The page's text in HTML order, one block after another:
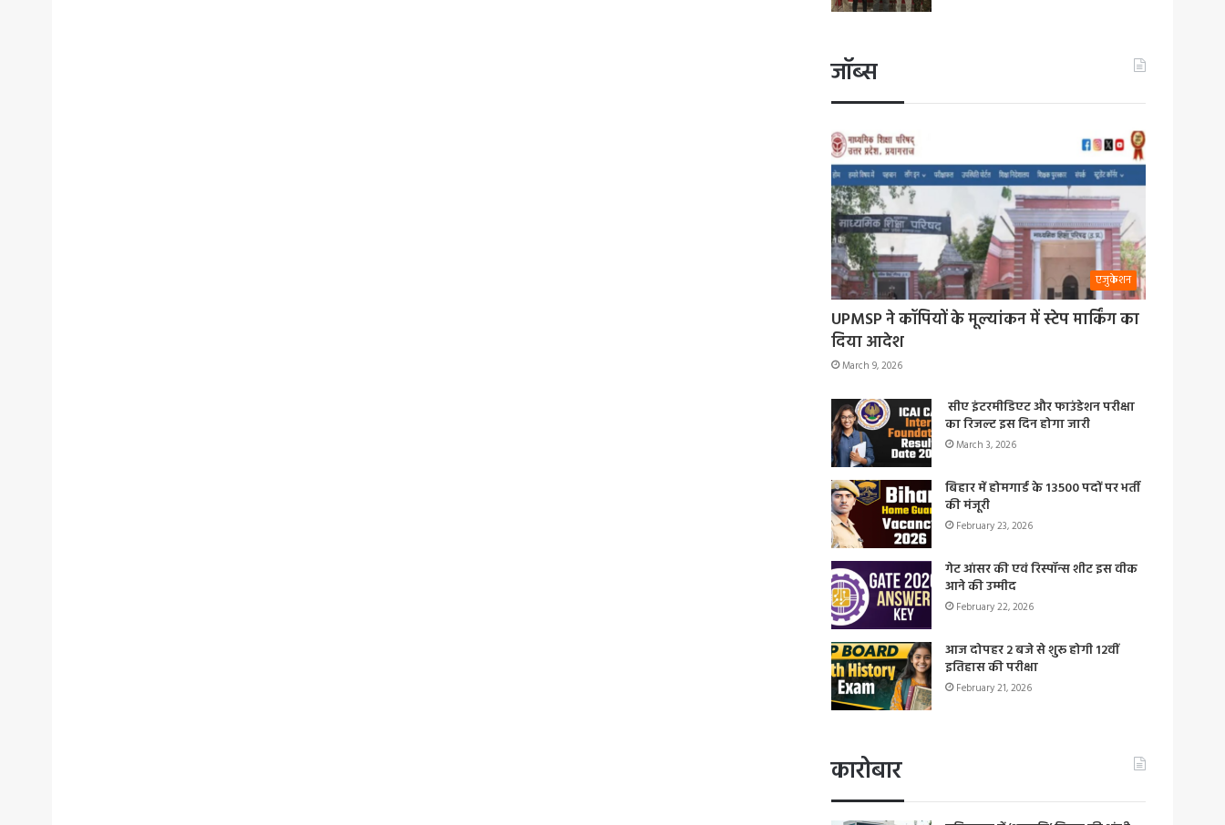
जॉब्स
एजुकेशन
UPMSP ने कॉपियों के मूल्यांकन में स्टेप मार्किंग का
दिया आदेश
March 9, 2026
सीए इंटरमीडिएट और फाउंडेशन परीक्षा
का रिजल्ट इस दिन होगा जारी
March 3, 2026
बिहार में होमगार्ड के 13500 पदों पर भर्ती
की मंजूरी
February 23, 2026
गेट आंसर की एवं रिस्पॉन्स शीट इस वीक
आने की उम्मीद
February 22, 2026
आज दोपहर 2 बजे से शुरू होगी 12वीं
इतिहास की परीक्षा
February 21, 2026
कारोबार